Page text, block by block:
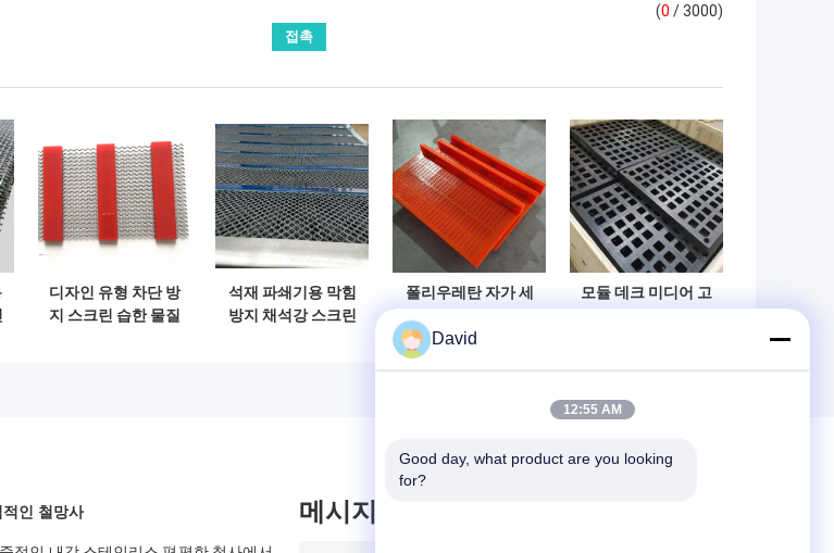
(0 / 3000)
디자인 유형 차단 방
지 스크린 습한 물질
석재 파쇄기용 막힘
방지 채석강 스크린
폴리우레탄 자가 세
30-40mm 두께
모듈 데크 미디어 고
적인 철망사 메시지를 남겨주세요
David
12:55 AM
Good day, what product are you looking
for?